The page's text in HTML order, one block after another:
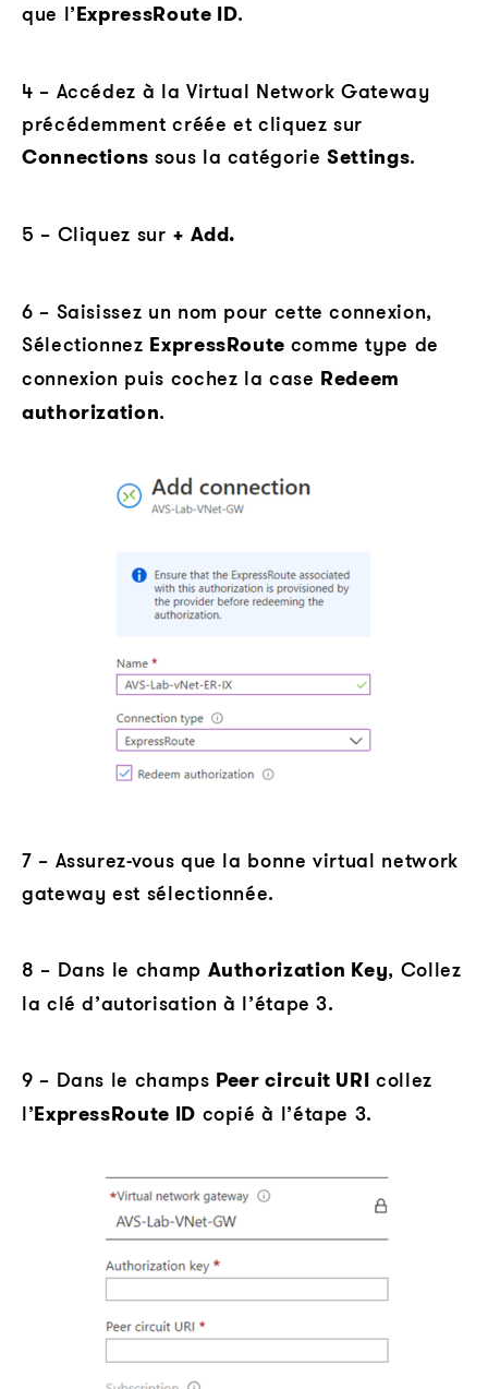
que l’ExpressRoute ID.
4 – Accédez à la Virtual Network Gateway
précédemment créée et cliquez sur
Connections sous la catégorieSettings.
5 – Cliquez sur + Add.
6 – Saisissez un nom pour cette connexion,
Sélectionnez ExpressRoute comme type de
connexion puis cochez la case Redeem
authorization.
7 – Assurez-vous que la bonne virtual network
gateway est sélectionnée.
8 – Dans le champ Authorization Key, Collez
la clé d’autorisation à l’étape 3.
9 – Dans le champs Peer circuit URI collez
l’ExpressRoute ID copié à l’étape 3.